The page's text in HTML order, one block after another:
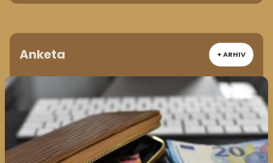
Anketa + ARHIV